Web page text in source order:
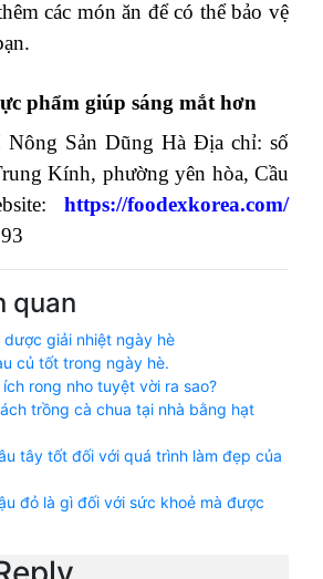
phẩm vàng giúp sáng đôi
thị lực. Các bạn hãy thường
các món ăn để có thể bảo vệ